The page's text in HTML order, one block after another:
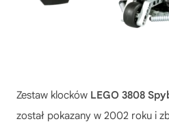
Zestaw klocków LEGO 3808
został pokazany w 2002 roku i